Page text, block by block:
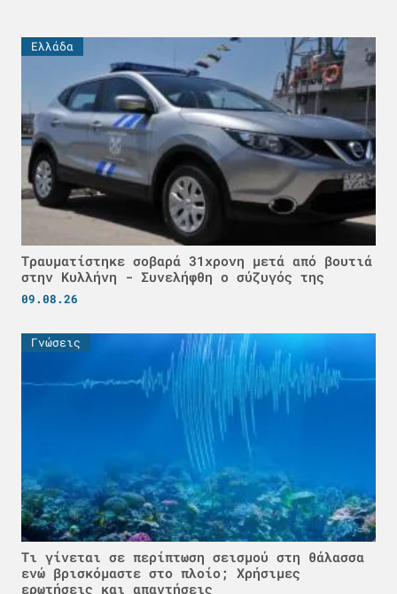
Ελλάδα
Τραυματίστηκε σοβαρά 31χρονη μετά από βουτιά
στην Κυλλήνη - Συνελήφθη ο σύζυγός της
09.08.26
Γνώσεις
Τι γίνεται σε περίπτωση σεισμού στη θάλασσα
ενώ βρισκόμαστε στο πλοίο; Χρήσιμες
ερωτήσεις και απαντήσεις